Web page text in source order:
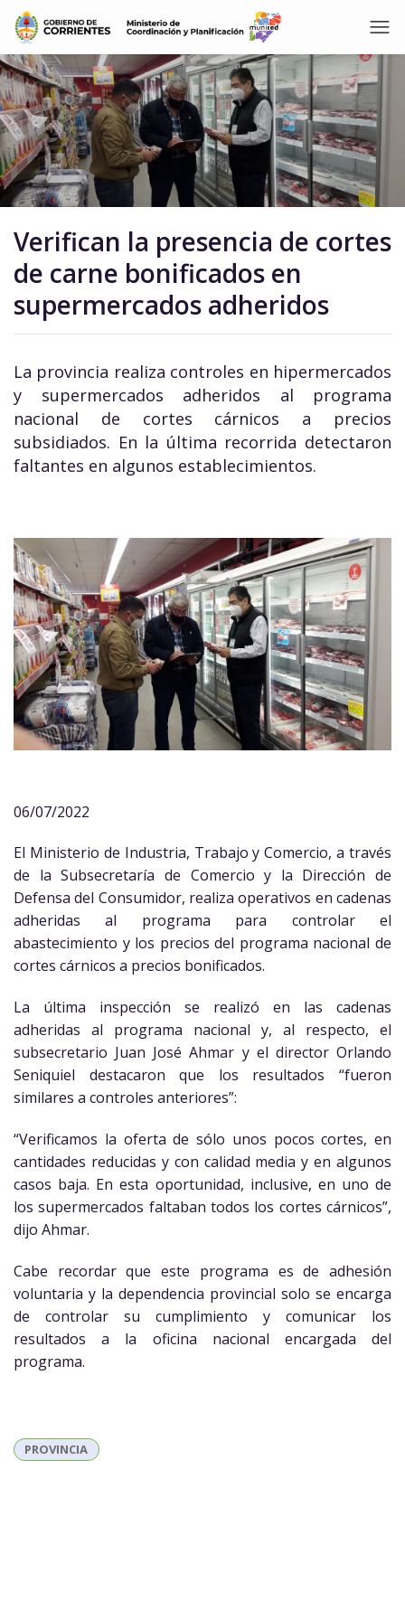
Verifican la presencia de cortes
de carne bonificados en
supermercados adheridos
La provincia realiza controles en hipermercados
y supermercados adheridos al programa
nacional de cortes cárnicos a precios
subsidiados. En la última recorrida detectaron
faltantes en algunos establecimientos.
06/07/2022
El Ministerio de Industria, Trabajo y Comercio, a través
de la Subsecretaría de Comercio y la Dirección de
Defensa del Consumidor, realiza operativos en cadenas
adheridas al programa para controlar el
abastecimiento y los precios del programa nacional de
cortes cárnicos a precios bonificados.
La última inspección se realizó en las cadenas
adheridas al programa nacional y, al respecto, el
subsecretario Juan José Ahmar y el director Orlando
Seniquiel destacaron que los resultados “fueron
similares a controles anteriores”:
“Verificamos la oferta de sólo unos pocos cortes, en
cantidades reducidas y con calidad media y en algunos
casos baja. En esta oportunidad, inclusive, en uno de
los supermercados faltaban todos los cortes cárnicos”,
dijo Ahmar.
Cabe recordar que este programa es de adhesión
voluntaria y la dependencia provincial solo se encarga
de controlar su cumplimiento y comunicar los
resultados a la oficina nacional encargada del
programa.
PROVINCIA